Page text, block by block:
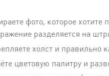
фото, которое хотите
разделяется на
холст и правильно
цветовую палитру и